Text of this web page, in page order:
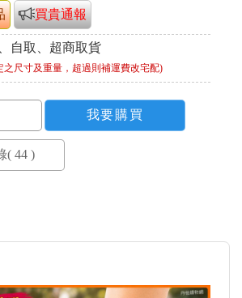
買貴通報
自取、超商取貨
之尺寸及重量，超過則補運費改宅配)